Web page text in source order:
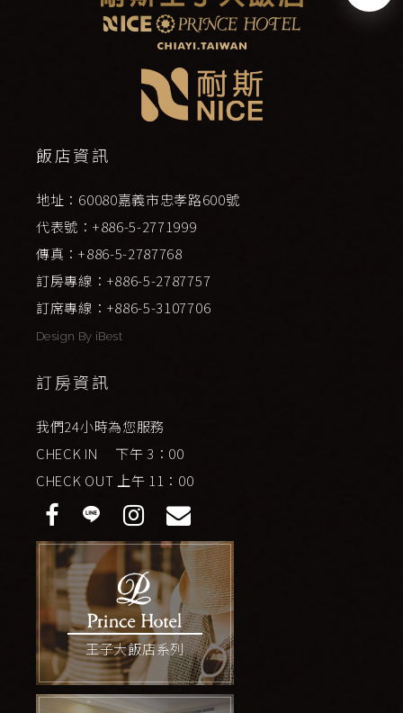
飯店資訊
地址：60080嘉義市忠孝路600號
代表號：+886-5-2771999
傳真：+886-5-2787768
訂房專線：+886-5-2787757
訂席專線：+886-5-3107706
Design By iBest
訂房資訊
我們24小時為您服務
CHECK IN 下午 3：00
CHECK OUT 上午 11：00